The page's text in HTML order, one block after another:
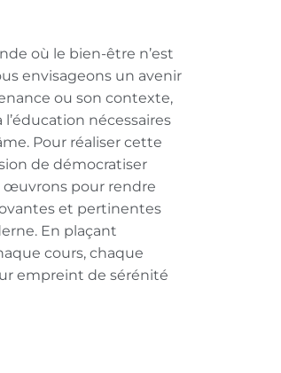
où le bien-être n’est
envisageons un avenir
ou son contexte,
nécessaires
Pour réaliser cette
de démocratiser
œuvrons pour rendre
et pertinentes
En plaçant
cours, chaque
empreint de sérénité